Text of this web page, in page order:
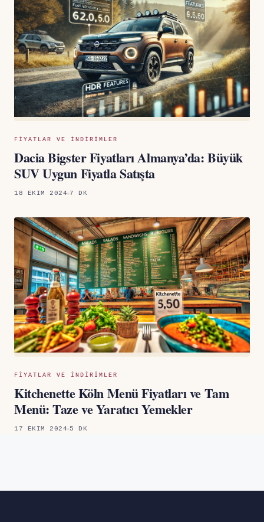
FIYATLAR VE INDIRIMLER
Dacia Bigster Fiyatları Almanya’da: Büyük
SUV Uygun Fiyatla Satışta
18 EKIM 2024 7 DK
FIYATLAR VE INDIRIMLER
Kitchenette Köln Menü Fiyatları ve Tam
Menü: Taze ve Yaratıcı Yemekler
17 EKIM 2024 5 DK